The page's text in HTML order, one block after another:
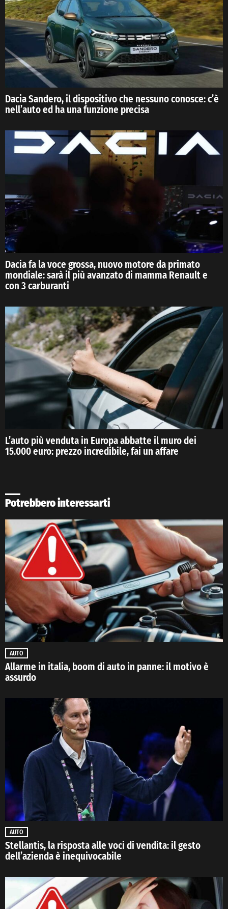
Dacia Sandero, il dispositivo che nessuno conosce: c’è
nell’auto ed ha una funzione precisa
Dacia fa la voce grossa, nuovo motore da primato
mondiale: sarà il più avanzato di mamma Renault e
con 3 carburanti
L’auto più venduta in Europa abbatte il muro dei
15.000 euro: prezzo incredibile, fai un affare
Potrebbero interessarti
AUTO
Allarme in italia, boom di auto in panne: il motivo è
assurdo
AUTO
Stellantis, la risposta alle voci di vendita: il gesto
dell’azienda è inequivocabile